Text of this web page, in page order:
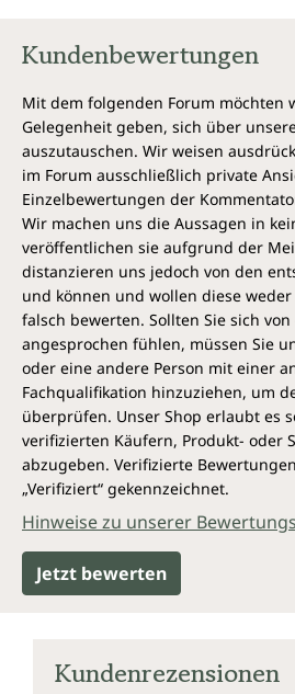
Kundenbewertungen
Mit dem folgenden Forum möchten
Gelegenheit geben, sich über
auszutauschen. Wir weisen
im Forum ausschließlich private
Einzelbewertungen der
Wir machen uns die Aussagen in
veröffentlichen sie aufgrund der
distanzieren uns jedoch von den
und können und wollen diese
falsch bewerten. Sollten Sie sich
angesprochen fühlen, müssen Sie
oder eine andere Person mit einer
Fachqualifikation hinzuziehen, um
überprüfen. Unser Shop erlaubt es
verifizierten Käufern, Produkt- oder
abzugeben. Verifizierte
„Verifiziert“ gekennzeichnet.
Hinweise zu unserer
Jetzt bewerten
Kundenrezensionen